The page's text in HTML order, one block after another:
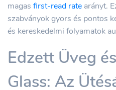
magas first-read rate arányt.
szabványok gyors és pontos
és kereskedelmi folyamatok
Edzett Üveg
Glass: Az